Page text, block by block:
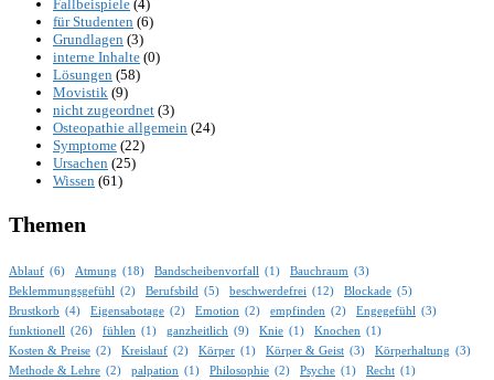
Fallbeispiele (4)
für Studenten (6)
Grundlagen (3)
interne Inhalte (0)
Lösungen (58)
Movistik (9)
nicht zugeordnet (3)
Osteopathie allgemein (24)
Symptome (22)
Ursachen (25)
Wissen (61)
Themen
Ablauf (6) Atmung (18) Bandscheibenvorfall (1) Bauchraum (3)
Beklemmungsgefühl
(2) Berufsbild (5) beschwerdefrei (12) Blockade (5)
Brustkorb (4) Eigensabotage (2) Emotion (2) empfinden (2) Engegefühl
(3)
funktionell
(26) fühlen (1) ganzheitlich (9) Knie (1) Knochen (1)
Kosten & Preise (2) Kreislauf (2) Körper (1) Körper & Geist (3) Körperhaltung (3)
Methode & Lehre (2) palpation (1) Philosophie (2) Psyche (1) Recht (1)